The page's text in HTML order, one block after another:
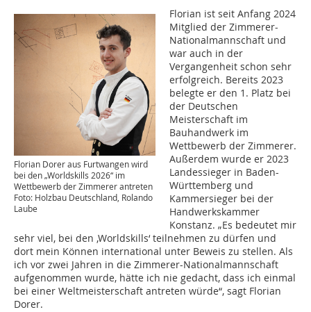
Florian Dorer aus Furtwangen wird
bei den „Worldskills 2026“ im
Wettbewerb der Zimmerer antreten
Foto: Holzbau Deutschland, Rolando
Laube
Florian ist seit Anfang 2024
Mitglied der Zimmerer-
Nationalmannschaft und
war auch in der
Vergangenheit schon sehr
erfolgreich. Bereits 2023
belegte er den 1. Platz bei
der Deutschen
Meisterschaft im
Bauhandwerk im
Wettbewerb der Zimmerer.
Außerdem wurde er 2023
Landessieger in Baden-
Württemberg und
Kammersieger bei der
Handwerkskammer
Konstanz. „Es bedeutet mir
sehr viel, bei den ‚Worldskills‘ teilnehmen zu dürfen und
dort mein Können international unter Beweis zu stellen. Als
ich vor zwei Jahren in die Zimmerer-Nationalmannschaft
aufgenommen wurde, hätte ich nie gedacht, dass ich einmal
bei einer Weltmeisterschaft antreten würde“, sagt Florian
Dorer.